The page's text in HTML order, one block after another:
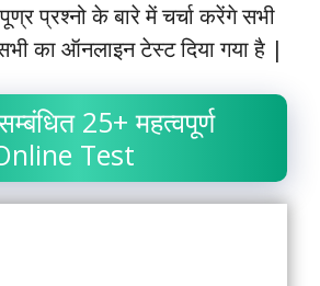
प्रश्नो के बारे में चर्चा करेंगे सभी
का ऑनलाइन टेस्ट दिया गया है |
25+ महत्वपूर्ण
Test